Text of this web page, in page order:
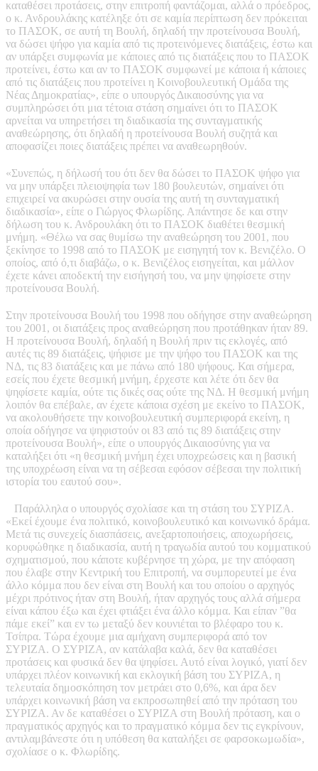
καταθέσει προτάσεις, στην επιτροπή φαντάζομαι, αλλά ο πρόεδρος,
ο κ. Ανδρουλάκης κατέληξε ότι σε καμία περίπτωση δεν πρόκειται
το ΠΑΣΟΚ, σε αυτή τη Βουλή, δηλαδή την προτείνουσα Βουλή,
να δώσει ψήφο για καμία από τις προτεινόμενες διατάξεις, έστω και
αν υπάρξει συμφωνία με κάποιες από τις διατάξεις που το ΠΑΣΟΚ
προτείνει, έστω και αν το ΠΑΣΟΚ συμφωνεί με κάποια ή κάποιες
από τις διατάξεις που προτείνει η Κοινοβουλευτική Ομάδα της
Νέας Δημοκρατίας», είπε ο υπουργός Δικαιοσύνης για να
συμπληρώσει ότι μια τέτοια στάση σημαίνει ότι το ΠΑΣΟΚ
αρνείται να υπηρετήσει τη διαδικασία της συνταγματικής
αναθεώρησης, ότι δηλαδή η προτείνουσα Βουλή συζητά και
αποφασίζει ποιες διατάξεις πρέπει να αναθεωρηθούν.
«Συνεπώς, η δήλωσή του ότι δεν θα δώσει το ΠΑΣΟΚ ψήφο για
να μην υπάρξει πλειοψηφία των 180 βουλευτών, σημαίνει ότι
επιχειρεί να ακυρώσει στην ουσία της αυτή τη συνταγματική
διαδικασία», είπε ο Γιώργος Φλωρίδης. Απάντησε δε και στην
δήλωση του κ. Ανδρουλάκη ότι το ΠΑΣΟΚ διαθέτει θεσμική
μνήμη. «Θέλω να σας θυμίσω την αναθεώρηση του 2001, που
ξεκίνησε το 1998 από το ΠΑΣΟΚ με εισηγητή τον κ. Βενιζέλο. Ο
οποίος, από ό,τι διαβάζω, ο κ. Βενιζέλος εισηγείται, και μάλλον
έχετε κάνει αποδεκτή την εισήγησή του, να μην ψηφίσετε στην
προτείνουσα Βουλή.
Στην προτείνουσα Βουλή του 1998 που οδήγησε στην αναθεώρηση
του 2001, οι διατάξεις προς αναθεώρηση που προτάθηκαν ήταν 89.
Η προτείνουσα Βουλή, δηλαδή η Βουλή πριν τις εκλογές, από
αυτές τις 89 διατάξεις, ψήφισε με την ψήφο του ΠΑΣΟΚ και της
ΝΔ, τις 83 διατάξεις και με πάνω από 180 ψήφους. Και σήμερα,
εσείς που έχετε θεσμική μνήμη, έρχεστε και λέτε ότι δεν θα
ψηφίσετε καμία, ούτε τις δικές σας ούτε της ΝΔ. Η θεσμική μνήμη
λοιπόν θα επέβαλε, αν έχετε κάποια σχέση με εκείνο το ΠΑΣΟΚ,
να ακολουθήσετε την κοινοβουλευτική συμπεριφορά εκείνη, η
οποία οδήγησε να ψηφιστούν οι 83 από τις 89 διατάξεις στην
προτείνουσα Βουλή», είπε ο υπουργός Δικαιοσύνης για να
καταλήξει ότι «η θεσμική μνήμη έχει υποχρεώσεις και η βασική
της υποχρέωση είναι να τη σέβεσαι εφόσον σέβεσαι την πολιτική
ιστορία του εαυτού σου».
Παράλληλα ο υπουργός σχολίασε και τη στάση του ΣΥΡΙΖΑ.
«Εκεί έχουμε ένα πολιτικό, κοινοβουλευτικό και κοινωνικό δράμα.
Μετά τις συνεχείς διασπάσεις, ανεξαρτοποιήσεις, αποχωρήσεις,
κορυφώθηκε η διαδικασία, αυτή η τραγωδία αυτού του κομματικού
σχηματισμού, που κάποτε κυβέρνησε τη χώρα, με την απόφαση
που έλαβε στην Κεντρική του Επιτροπή, να συμπορευτεί με ένα
άλλο κόμμα που δεν είναι στη Βουλή και του οποίου ο αρχηγός
μέχρι πρότινος ήταν στη Βουλή, ήταν αρχηγός τους αλλά σήμερα
είναι κάπου έξω και έχει φτιάξει ένα άλλο κόμμα. Και είπαν ”θα
πάμε εκεί” και εν τω μεταξύ δεν κουνιέται το βλέφαρο του κ.
Τσίπρα. Τώρα έχουμε μια αμήχανη συμπεριφορά από τον
ΣΥΡΙΖΑ. Ο ΣΥΡΙΖΑ, αν κατάλαβα καλά, δεν θα καταθέσει
προτάσεις και φυσικά δεν θα ψηφίσει. Αυτό είναι λογικό, γιατί δεν
υπάρχει πλέον κοινωνική και εκλογική βάση του ΣΥΡΙΖΑ, η
τελευταία δημοσκόπηση τον μετράει στο 0,6%, και άρα δεν
υπάρχει κοινωνική βάση να εκπροσωπηθεί από την πρόταση του
ΣΥΡΙΖΑ. Αν δε καταθέσει ο ΣΥΡΙΖΑ στη Βουλή πρόταση, και ο
πραγματικός αρχηγός και το πραγματικό κόμμα δεν τις εγκρίνουν,
αντιλαμβάνεστε ότι η υπόθεση θα καταλήξει σε φαρσοκωμωδία»,
σχολίασε ο κ. Φλωρίδης.